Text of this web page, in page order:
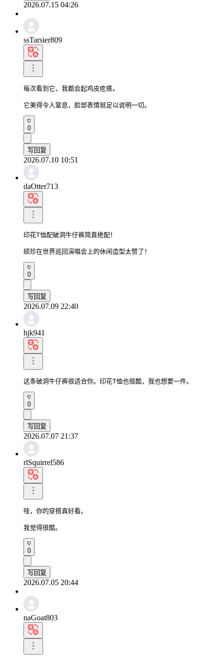
2026.07.15 04:26
ssTarsier809
每次看到它，我都会起鸡皮疙瘩。
它美得令人窒息，脸部表情就足以说明一切。
0
写回复
2026.07.10 10:51
daOtter713
印花T恤配破洞牛仔裤简直绝配！
硕珍在世界巡回演唱会上的休闲造型太赞了！
0
写回复
2026.07.09 22:40
hjk941
这条破洞牛仔裤很适合你。印花T恤也很酷，我也想要一件。
0
写回复
2026.07.07 21:37
rlSquirrel586
哇，你的穿搭真好看。
我觉得很酷。
0
写回复
2026.07.05 20:44
naGoat803